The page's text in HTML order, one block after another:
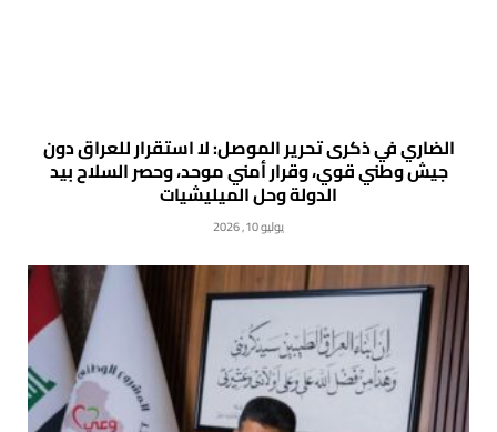
الضاري في ذكرى تحرير الموصل: لا استقرار للعراق دون
جيش وطني قوي، وقرار أمني موحد، وحصر السلاح بيد
الدولة وحل الميليشيات
يوليو 10, 2026